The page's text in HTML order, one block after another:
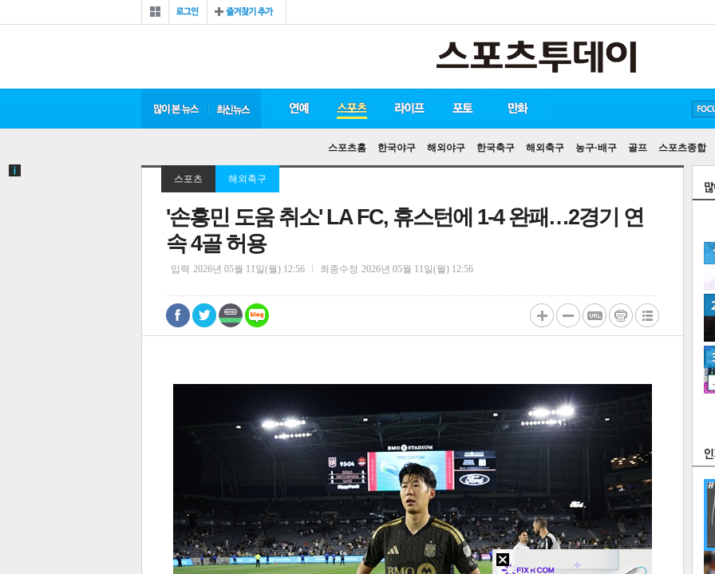
스포츠
스포츠홈 한국야구 해외야구 한국축구 해외축구 농구·배구 골프 스포츠종합
라이프 포토
방탄소년단
손흥민
유아인
스포츠 해외축구
'손흥민 도움 취소' LA FC, 휴스턴에 1-4 완패…2경기 연
속 4골 허용
입력 2026년 05월 11일(월) 12:56 최종수정 2026년 05월 11일(월) 12:56
0